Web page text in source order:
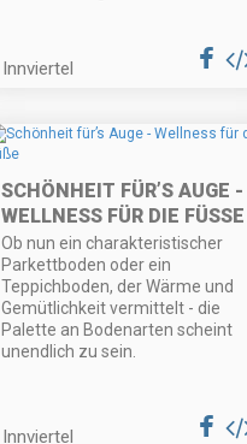
Innviertel
SCHÖNHEIT FÜR’S AUGE -
WELLNESS FÜR DIE FÜSSE
Ob nun ein charakteristischer
Parkettboden oder ein
Teppichboden, der Wärme und
Gemütlichkeit vermittelt - die
Palette an Bodenarten scheint
unendlich zu sein.
Innviertel